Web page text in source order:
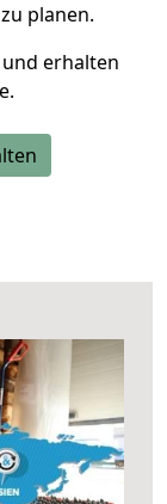
planen.
erhalten